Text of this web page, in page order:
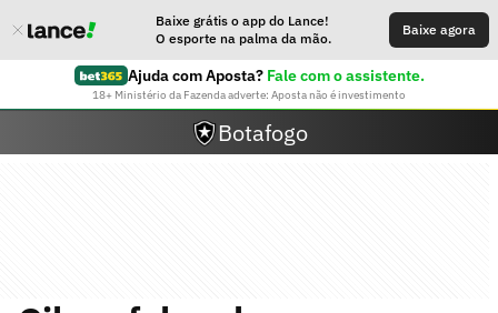
Baixe grátis o app do Lance!
O esporte na palma da mão.
Baixe agora
Ajuda com Aposta? Fale com o assistente.
18+ Ministério da Fazenda adverte: Aposta não é investimento
Botafogo